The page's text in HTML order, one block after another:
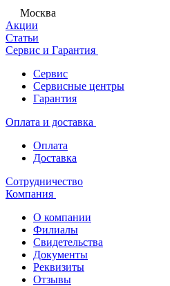
Москва
Акции
Статьи
Сервис и Гарантия
Сервис
Сервисные центры
Гарантия
Оплата и доставка
Оплата
Доставка
Сотрудничество
Компания
О компании
Филиалы
Свидетельства
Документы
Реквизиты
Отзывы